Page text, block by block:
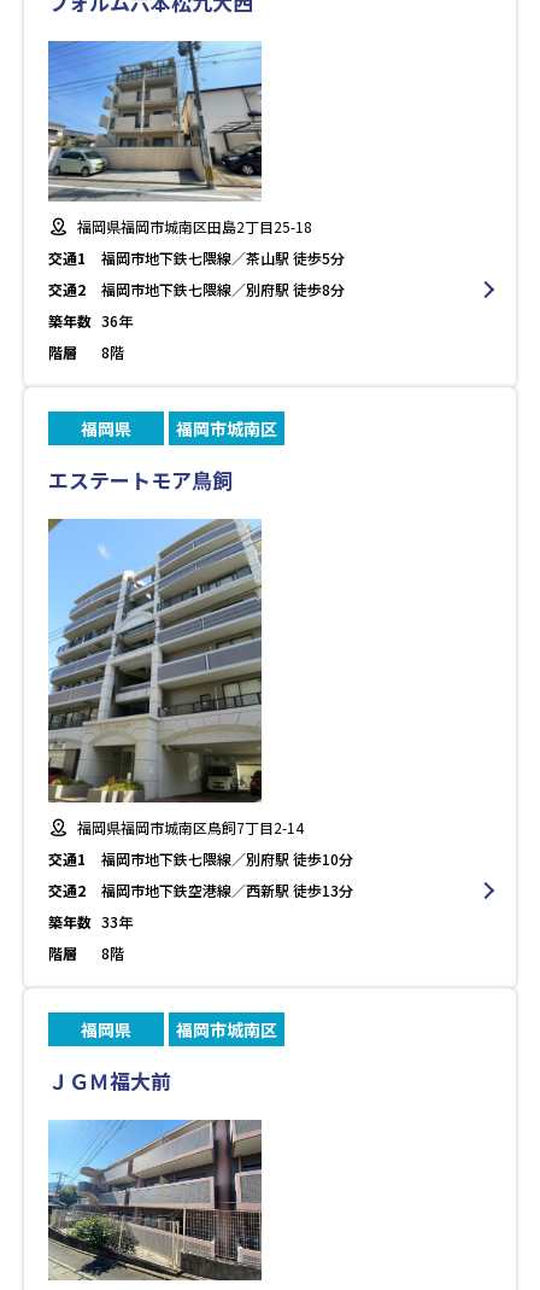
福岡県福岡市城南区田島2丁目25-18
交通1
福岡市地下鉄七隈線／茶山駅 徒歩5分
交通2
福岡市地下鉄七隈線／別府駅 徒歩8分
築年数 36年
階層
8階
福岡県 福岡市城南区
エステートモア鳥飼
福岡県福岡市城南区鳥飼7丁目2-14
交通1
福岡市地下鉄七隈線／別府駅 徒歩10分
交通2
福岡市地下鉄空港線／西新駅 徒歩13分
築年数 33年
階層
8階
福岡県 福岡市城南区
ＪＧＭ福大前